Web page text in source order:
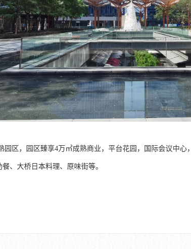
园区，园区臻享4万㎡成熟商业，平台花园，国际会议中心
、大桥日本料理、原味街等。